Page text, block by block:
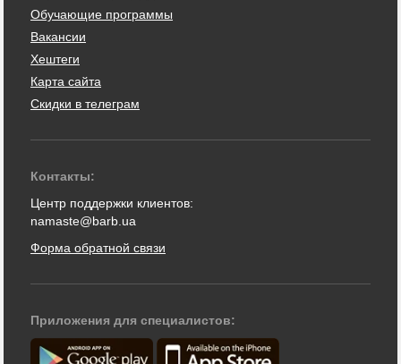
Обучающие программы
Вакансии
Хештеги
Карта сайта
Скидки в телеграм
Контакты:
Центр поддержки клиентов:
namaste@barb.ua
Форма обратной связи
Приложения для специалистов: